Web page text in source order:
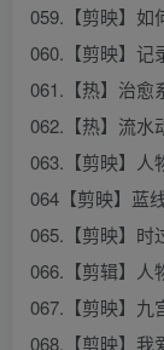
059.【剪映】如
060.【剪映】记
061.【热】治愈
062.【热】流水
063.【剪映】人
064【剪映】蓝
065.【剪映】时
066.【剪辑】人
067.【剪映】九
068.【剪映】我